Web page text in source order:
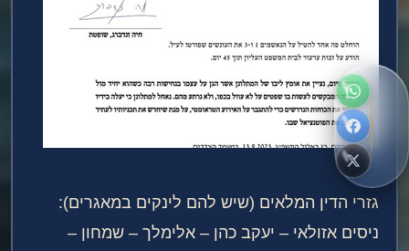
גזרי הדין המלאים (שיש להם לינקים במאגרים):
ניסים אזולאי – יעקב כהן – אלימלך – שמחון –